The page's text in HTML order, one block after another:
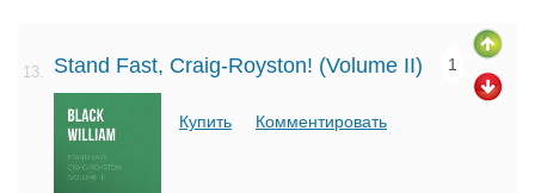
13. Stand Fast, Craig-Royston! (Volume II) 1
Купить Комментировать